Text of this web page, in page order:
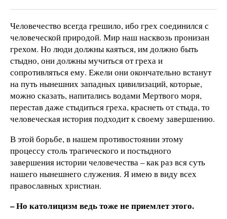
Человечество всегда грешило, ибо грех соединился с
человеческой природой. Мир наш насквозь пронизан
грехом. Но люди должны каяться, им должно быть
стыдно, они должны мучиться от греха и
сопротивляться ему. Ежели они окончательно встанут
на путь нынешних западных цивилизаций, которые,
можно сказать, напитались водами Мертвого моря,
перестав даже стыдиться греха, краснеть от стыда, то
человеческая история подходит к своему завершению.
В этой борьбе, в нашем противостоянии этому
процессу столь трагического и постыдного
завершения истории человечества – как раз вся суть
нашего нынешнего служения. Я имею в виду всех
православных христиан.
– Но католицизм ведь тоже не приемлет этого.